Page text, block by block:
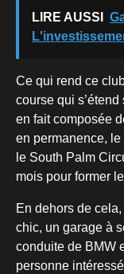
LIRE AUSSI
Ce qui rend ce
course qui
en fait composée
en permanence,
le South Palm
mois pour former
En dehors de
chic, un garage à
conduite de BMW
personne